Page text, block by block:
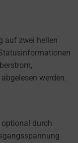
auf zwei hellen
werden.
optional durch